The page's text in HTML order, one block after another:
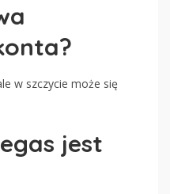
w szczycie może się
jest